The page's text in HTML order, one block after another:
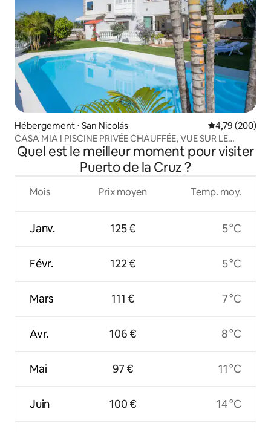
Hébergement ⋅ San Nicolás Évaluation
4,79 (200)
CASA MIA ! PISCINE PRIVÉE CHAUFFÉE, VUE SUR LE
TEIDE,BBQ,WIFI
Quel est le meilleur moment pour visiter
Puerto de la Cruz ?
Mois
Janv.
Févr.
Mars
Avr.
Mai
Juin
Prix moyen
125 €
122 €
111 €
106 €
97 €
100 €
Temp. moy.
5 °C
5 °C
7 °C
8 °C
11 °C
14 °C